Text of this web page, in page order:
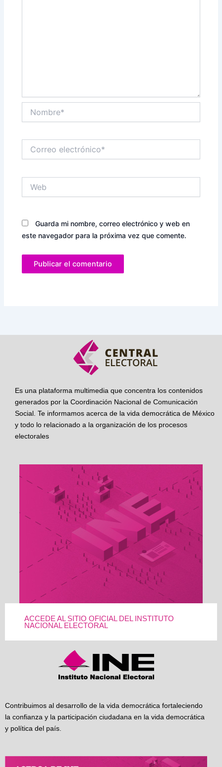
electrónico*
Guarda mi nombre, correo electrónico y web en
este navegador para la próxima vez que comente.
Es una plataforma multimedia que concentra los contenidos
generados por la Coordinación Nacional de Comunicación
Social. Te informamos acerca de la vida democrática de México
y todo lo relacionado a la organización de los procesos
electorales
ACCEDE AL SITIO OFICIAL DEL INSTITUTO
NACIONAL ELECTORAL
Contribuimos al desarrollo de la vida democrática fortaleciendo
la confianza y la participación ciudadana en la vida democrática
y política del país.